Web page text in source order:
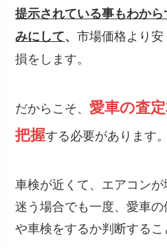
提示されている事もわか
みにして、市場価格より
損をします。
だからこそ、愛車の査
把握する必要があります。
車検が近くて、エアコン
迷う場合でも一度、愛車
や車検をするか判断するこ